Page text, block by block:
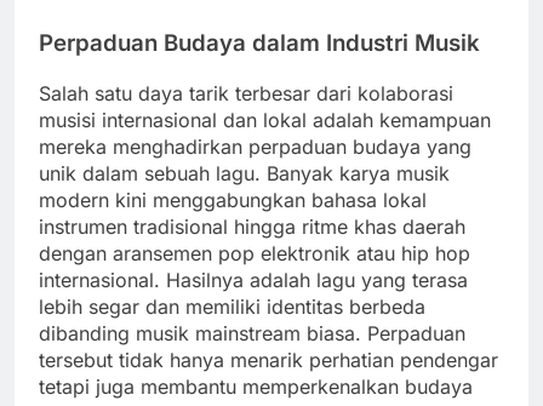
Perpaduan Budaya dalam Industri Musik
Salah satu daya tarik terbesar dari kolaborasi
musisi internasional dan lokal adalah kemampuan
mereka menghadirkan perpaduan budaya yang
unik dalam sebuah lagu. Banyak karya musik
modern kini menggabungkan bahasa lokal
instrumen tradisional hingga ritme khas daerah
dengan aransemen pop elektronik atau hip hop
internasional. Hasilnya adalah lagu yang terasa
lebih segar dan memiliki identitas berbeda
dibanding musik mainstream biasa. Perpaduan
tersebut tidak hanya menarik perhatian pendengar
tetapi juga membantu memperkenalkan budaya